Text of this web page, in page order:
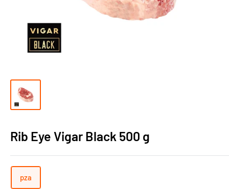
Rib Eye Vigar Black 500 g
pza